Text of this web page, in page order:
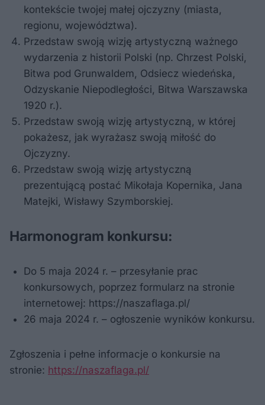
kontekście twojej małej ojczyzny (miasta,
regionu, województwa).
Przedstaw swoją wizję artystyczną ważnego
wydarzenia z historii Polski (np. Chrzest Polski,
Bitwa pod Grunwaldem, Odsiecz wiedeńska,
Odzyskanie Niepodległości, Bitwa Warszawska
1920 r.).
Przedstaw swoją wizję artystyczną, w której
pokażesz, jak wyrażasz swoją miłość do
Ojczyzny.
Przedstaw swoją wizję artystyczną
prezentującą postać Mikołaja Kopernika, Jana
Matejki, Wisławy Szymborskiej.
Harmonogram konkursu:
Do 5 maja 2024 r. – przesyłanie prac
konkursowych, poprzez formularz na stronie
internetowej: https://naszaflaga.pl/
26 maja 2024 r. – ogłoszenie wyników konkursu.
Zgłoszenia i pełne informacje o konkursie na
stronie: https://naszaflaga.pl/